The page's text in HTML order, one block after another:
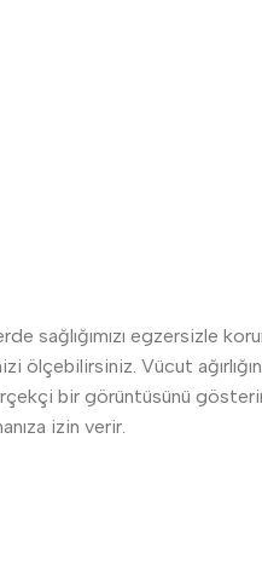
sağlığımızı egzersizle
ölçebilirsiniz. Vücut
bir görüntüsünü gösterir
izin verir.